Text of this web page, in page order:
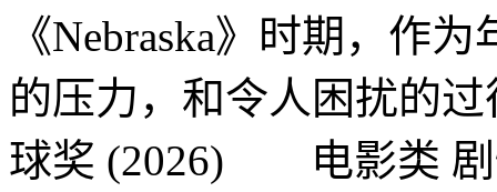
《Nebraska》时期，作
的压力，和令人困扰
球奖 (2026) 电影类 剧